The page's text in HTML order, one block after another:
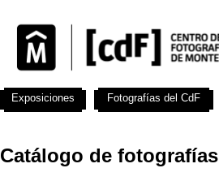
Catálogo de fotografías
Exposiciones Fotografías del CdF